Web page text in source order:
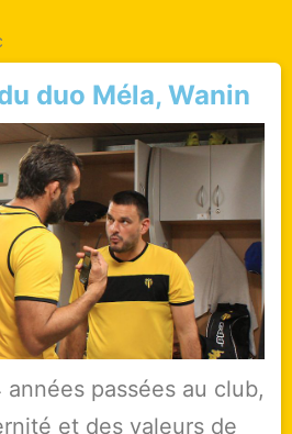
duo Méla, Wanin
années passées au club,
et des valeurs de